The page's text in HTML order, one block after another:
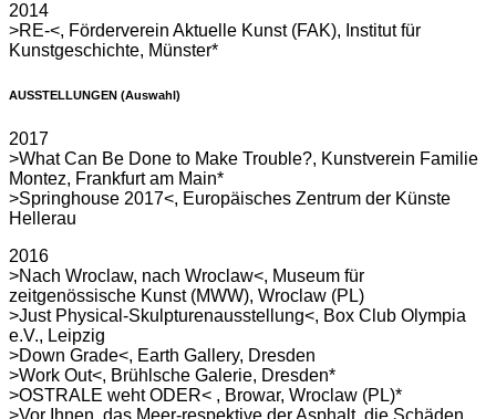
2014
>RE-<, Förderverein Aktuelle Kunst (FAK), Institut für
Kunstgeschichte, Münster*
AUSSTELLUNGEN (Auswahl)
2017
>What Can Be Done to Make Trouble?, Kunstverein Familie
Montez, Frankfurt am Main*
>Springhouse 2017<, Europäisches Zentrum der Künste
Hellerau
2016
>Nach Wroclaw, nach Wroclaw<, Museum für
zeitgenössische Kunst (MWW), Wroclaw (PL)
>Just Physical-Skulpturenausstellung<, Box Club Olympia
e.V., Leipzig
>Down Grade<, Earth Gallery, Dresden
>Work Out<, Brühlsche Galerie, Dresden*
>OSTRALE weht ODER< , Browar, Wroclaw (PL)*